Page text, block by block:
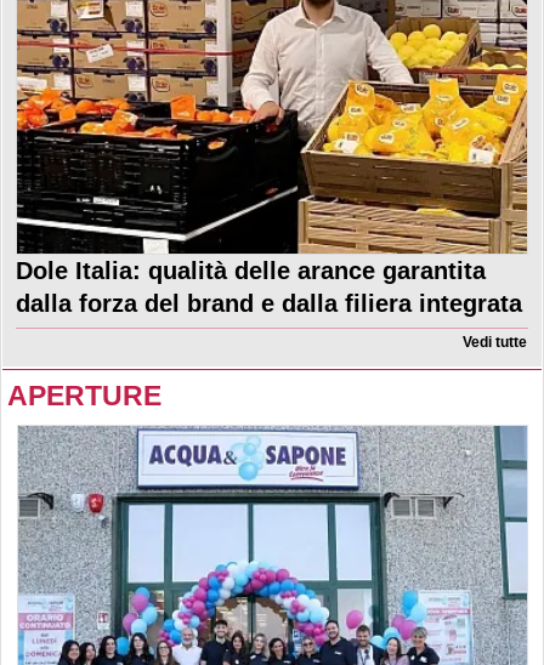
Dole Italia: qualità delle arance garantita
dalla forza del brand e dalla filiera integrata
Vedi tutte
APERTURE